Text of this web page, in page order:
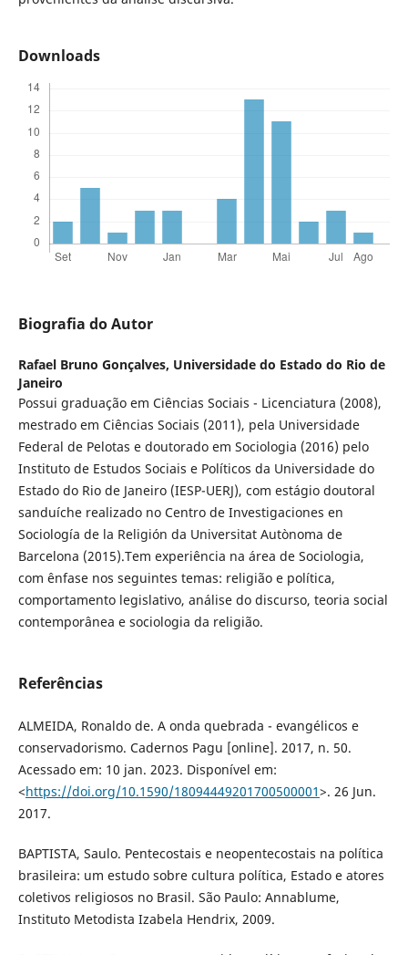
Downloads
Biografia do Autor
Rafael Bruno Gonçalves, Universidade do Estado do Rio de
Janeiro
Possui graduação em Ciências Sociais - Licenciatura (2008),
mestrado em Ciências Sociais (2011), pela Universidade
Federal de Pelotas e doutorado em Sociologia (2016) pelo
Instituto de Estudos Sociais e Políticos da Universidade do
Estado do Rio de Janeiro (IESP-UERJ), com estágio doutoral
sanduíche realizado no Centro de Investigaciones en
Sociología de la Religión da Universitat Autònoma de
Barcelona (2015).Tem experiência na área de Sociologia,
com ênfase nos seguintes temas: religião e política,
comportamento legislativo, análise do discurso, teoria social
contemporânea e sociologia da religião.
Referências
ALMEIDA, Ronaldo de. A onda quebrada - evangélicos e
conservadorismo. Cadernos Pagu [online]. 2017, n. 50.
Acessado em: 10 jan. 2023. Disponível em:
<https://doi.org/10.1590/18094449201700500001>. 26 Jun.
2017.
BAPTISTA, Saulo. Pentecostais e neopentecostais na política
brasileira: um estudo sobre cultura política, Estado e atores
coletivos religiosos no Brasil. São Paulo: Annablume,
Instituto Metodista Izabela Hendrix, 2009.